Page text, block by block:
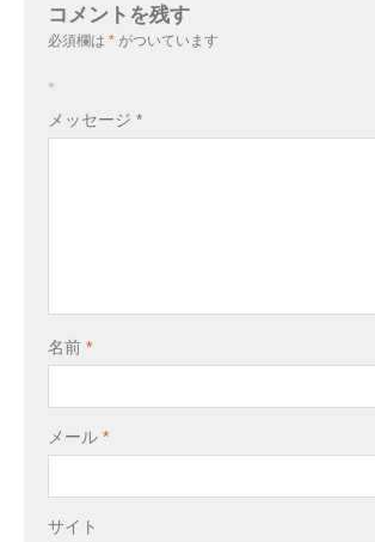
コメントを残す
必須欄は * がついています
。
メッセージ *
名前 *
メール *
サイト